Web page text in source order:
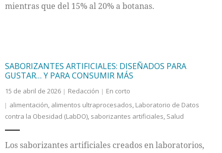
mientras que del 15% al 20% a botanas.
SABORIZANTES ARTIFICIALES: DISEÑADOS PARA
GUSTAR… Y PARA CONSUMIR MÁS
15 de abril de 2026 Redacción
En corto
alimentación, alimentos ultraprocesados, Laboratorio de Datos
contra la Obesidad (LabDO), saborizantes artificiales, Salud
Los saborizantes artificiales creados en laboratorios,